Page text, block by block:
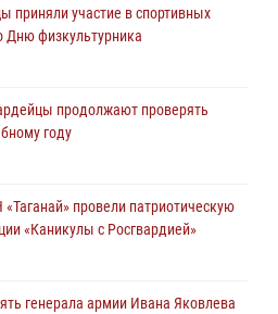
приняли участие в спортивных
Дню физкультурника
продолжают проверять
году
провели патриотическую
«Каникулы с Росгвардией»
генерала армии Ивана Яковлева